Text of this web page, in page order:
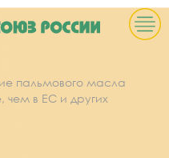
пальмового масла
чем в ЕС и других